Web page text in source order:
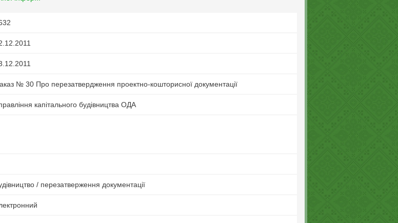
№ 30 Про перезатвердження проектно-кошторисної документації
капітального будівництва ОДА
/ перезатверження документації